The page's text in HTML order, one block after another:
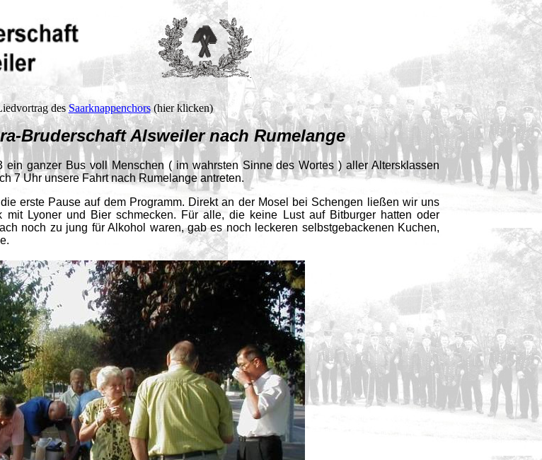
desSaarknappenchors(hier klicken)
Alsweiler nach Rumelange
ein ganzer Bus voll Menschen ( im wahrsten Sinne des Wortes ) aller Altersklassen
7 Uhr unsere Fahrt nach Rumelange antreten.
erste Pause auf dem Programm. Direkt an der Mosel bei Schengen ließen wir uns
mit Lyoner und Bier schmecken. Für alle, die keine Lust auf Bitburger hatten oder
noch zu jung für Alkohol waren, gab es noch leckeren selbstgebackenen Kuchen,